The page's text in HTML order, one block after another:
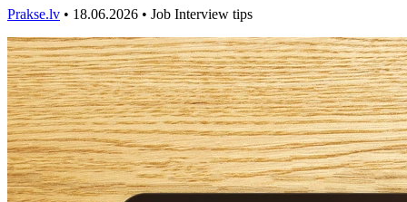
Prakse.lv • 18.06.2026 • Job Interview tips